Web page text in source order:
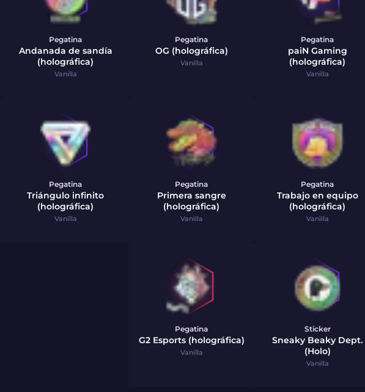
Pegatina
Andanada de sandía
(holográfica)
Vanilla
Pegatina
OG (holográfica)
Vanilla
Pegatina
paiN Gaming
(holográfica)
Vanilla
Pegatina
Triángulo infinito
(holográfica)
Vanilla
Pegatina
Primera sangre
(holográfica)
Vanilla
Pegatina
Trabajo en equipo
(holográfica)
Vanilla
Pegatina
G2 Esports (holográfica)
Vanilla
Sticker
Sneaky Beaky Dept.
(Holo)
Vanilla